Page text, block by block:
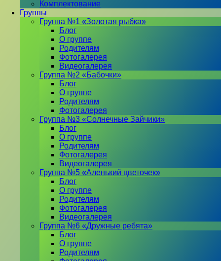
Комплектование
Группы
Группа №1 «Золотая рыбка»
Блог
О группе
Родителям
Фотогалерея
Видеогалерея
Группа №2 «Бабочки»
Блог
О группе
Родителям
Фотогалерея
Группа №3 «Солнечные Зайчики»
Блог
О группе
Родителям
Фотогалерея
Видеогалерея
Группа №5 «Аленький цветочек»
Блог
О группе
Родителям
Фотогалерея
Видеогалерея
Группа №6 «Дружные ребята»
Блог
О группе
Родителям